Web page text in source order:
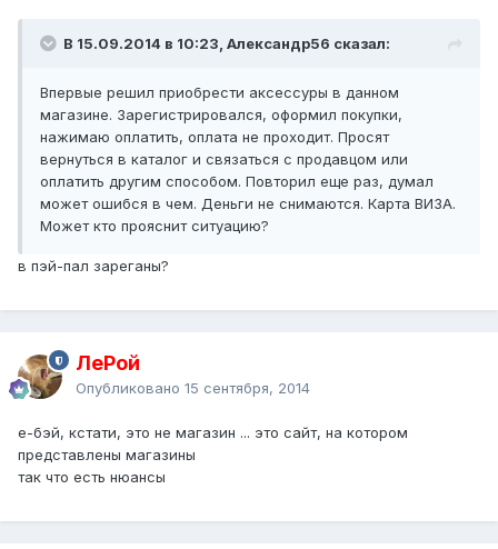
В 15.09.2014 в 10:23, Александр56 сказал:
Впервые решил приобрести аксессуры в данном
магазине. Зарегистрировался, оформил покупки,
нажимаю оплатить, оплата не проходит. Просят
вернуться в каталог и связаться с продавцом или
оплатить другим способом. Повторил еще раз, думал
может ошибся в чем. Деньги не снимаются. Карта ВИЗА.
Может кто прояснит ситуацию?
в пэй-пал зареганы?
ЛеРой
Опубликовано 15 сентября, 2014
е-бэй, кстати, это не магазин ... это сайт, на котором
представлены магазины
так что есть нюансы